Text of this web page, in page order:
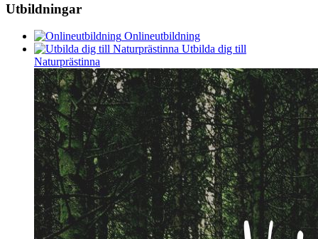
Utbildningar
Onlineutbildning
Utbilda dig till
Naturprästinna